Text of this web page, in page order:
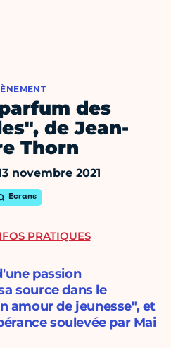
des
de Jean-
Thorn
novembre 2021
Ecrans
passion
source dans le
amour de jeunesse", et
soulevée par Mai
PRATIQUES